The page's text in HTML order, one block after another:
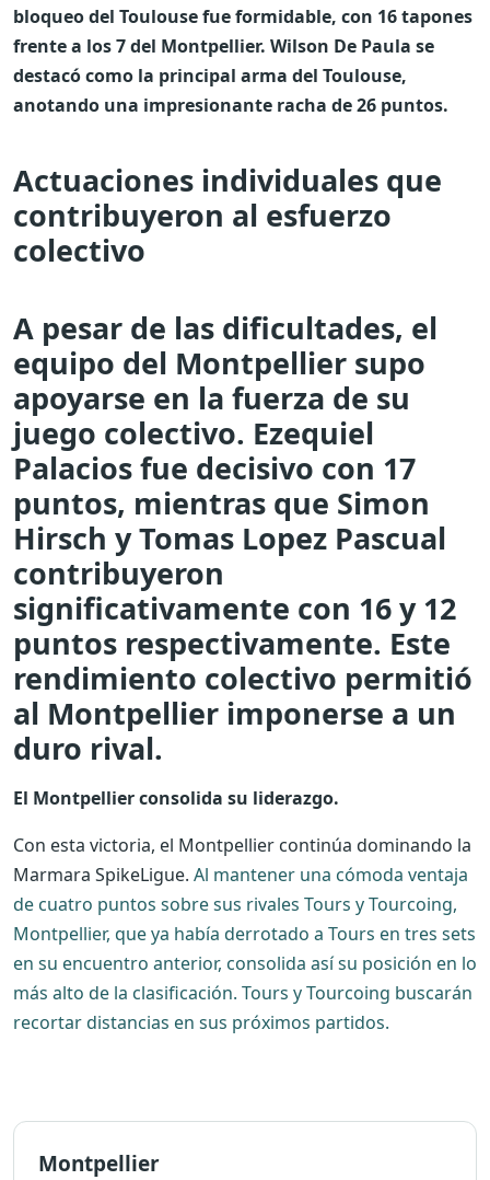
bloqueo del Toulouse fue formidable, con 16 tapones
frente a los 7 del Montpellier. Wilson De Paula se
destacó como la principal arma del Toulouse,
anotando una impresionante racha de 26 puntos.
Actuaciones individuales que
contribuyeron al esfuerzo
colectivo
A pesar de las dificultades, el
equipo del Montpellier supo
apoyarse en la fuerza de su
juego colectivo. Ezequiel
Palacios fue decisivo con 17
puntos, mientras que Simon
Hirsch y Tomas Lopez Pascual
contribuyeron
significativamente con 16 y 12
puntos respectivamente. Este
rendimiento colectivo permitió
al Montpellier imponerse a un
duro rival.
El Montpellier consolida su liderazgo.
Con esta victoria, el Montpellier continúa dominando la
Marmara SpikeLigue. Al mantener una cómoda ventaja
de cuatro puntos sobre sus rivales Tours y Tourcoing,
Montpellier, que ya había derrotado a Tours en tres sets
en su encuentro anterior, consolida así su posición en lo
más alto de la clasificación. Tours y Tourcoing buscarán
recortar distancias en sus próximos partidos.
Montpellier